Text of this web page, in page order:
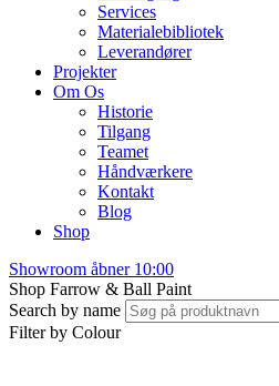
Services
Materialebibliotek
Leverandører
Projekter
Om Os
Historie
Tilgang
Teamet
Håndværkere
Kontakt
Blog
Shop
Showroom åbner 10:00
Shop Farrow & Ball Paint
Search by name
Filter by Colour